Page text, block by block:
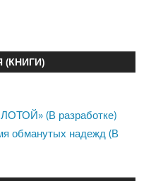
(КНИГИ)
(В разработке)
обманутых надежд (В